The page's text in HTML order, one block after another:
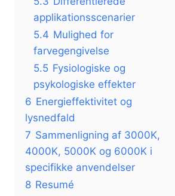
applikationsscenarier
5.4 Mulighed for
farvegengivelse
5.5 Fysiologiske og
psykologiske effekter
6 Energieffektivitet og
lysnedfald
7 Sammenligning af 3000K,
4000K, 5000K og 6000K i
specifikke anvendelser
8 Resumé